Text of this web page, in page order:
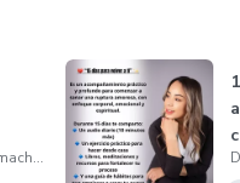
Dania yazmin Camacho Rodríguez